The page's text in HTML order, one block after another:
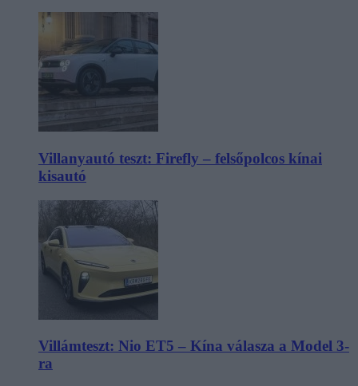
Villanyautó teszt: Firefly – felsőpolcos kínai
kisautó
Villámteszt: Nio ET5 – Kína válasza a Model 3-
ra